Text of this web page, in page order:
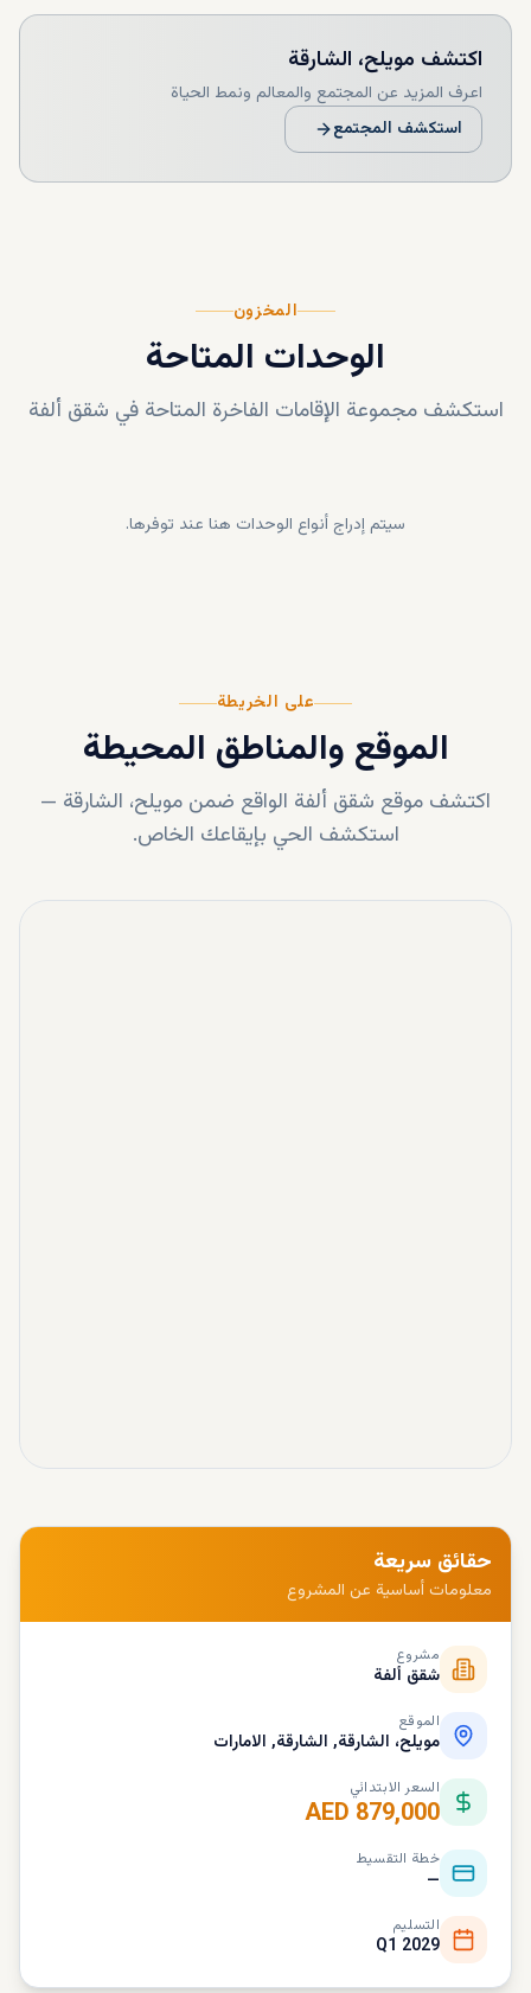
اكتشف مويلح، الشارقة
اعرف المزيد عن المجتمع والمعالم ونمط الحياة
استكشف المجتمع
المخزون
الوحدات المتاحة
استكشف مجموعة الإقامات الفاخرة المتاحة في شقق ألفة
سيتم إدراج أنواع الوحدات هنا عند توفرها.
على الخريطة
الموقع والمناطق المحيطة
اكتشف موقع شقق ألفة الواقع ضمن مويلح، الشارقة —
استكشف الحي بإيقاعك الخاص.
حقائق سريعة
معلومات أساسية عن المشروع
مشروع
شقق ألفة
الموقع
مويلح، الشارقة, الشارقة, الامارات
السعر الابتدائي
AED 879,000
خطة التقسيط
—
التسليم
Q1 2029